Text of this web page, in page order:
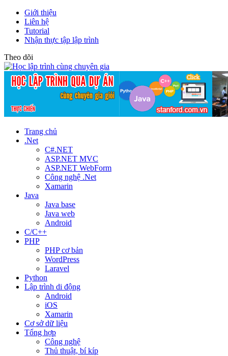
Giới thiệu
Liên hệ
Tutorial
Nhận thực tập lập trình
Theo dõi
Trang chủ
.Net
C#.NET
ASP.NET MVC
ASP.NET WebForm
Công nghệ .Net
Xamarin
Java
Java base
Java web
Android
C/C++
PHP
PHP cơ bản
WordPress
Laravel
Python
Lập trình di động
Android
iOS
Xamarin
Cơ sở dữ liệu
Tổng hợp
Công nghệ
Thủ thuật, bí kíp